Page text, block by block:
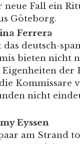
neue Fall ein
Göteborg.
Ferrera
das deutsch-
bieten nicht
der
Kommissare
nicht
Eyssen
am Strand